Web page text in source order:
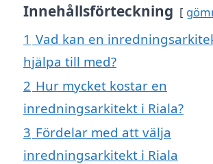
Innehållsförteckning
1 Vad kan en
hjälpa till med?
2 Hur mycket kostar en
inredningsarkitekt i Riala?
3 Fördelar med att välja
inredningsarkitekt i Riala